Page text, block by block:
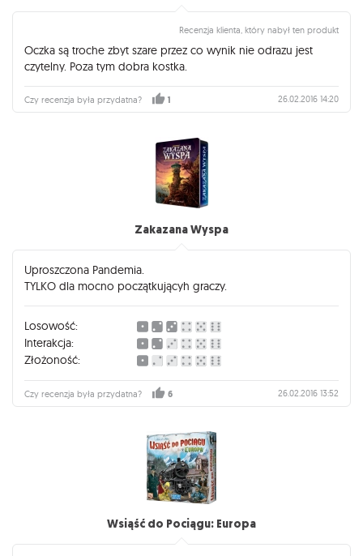
Recenzja klienta, który nabył ten produkt
Oczka są troche zbyt szare przez co wynik nie odrazu jest
czytelny. Poza tym dobra kostka.
Czy recenzja była przydatna? 1 26.02.2016 14:20
Zakazana Wyspa
Uproszczona Pandemia.
TYLKO dla mocno początkującyh graczy.
Losowość:
Interakcja:
Złożoność:
Czy recenzja była przydatna? 6 26.02.2016 13:52
Wsiąść do Pociągu: Europa